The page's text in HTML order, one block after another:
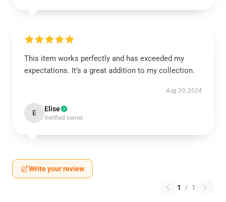
This item works perfectly and has exceeded my
expectations. It’s a great addition to my collection.
Aug 20, 2024
E Elise
Verified owner
Write your review
1 / 1